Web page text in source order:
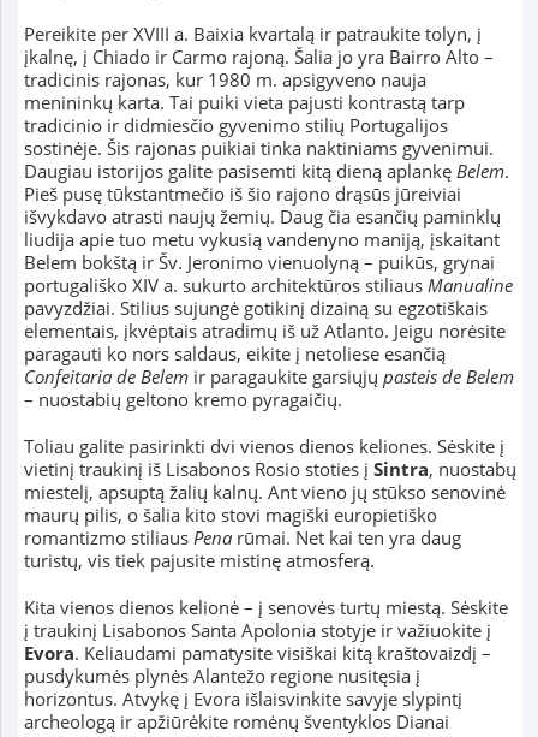
Pereikite per XVIII a. Baixia kvartalą ir patraukite tolyn, į
įkalnę, į Chiado ir Carmo rajoną. Šalia jo yra Bairro Alto –
tradicinis rajonas, kur 1980 m. apsigyveno nauja
menininkų karta. Tai puiki vieta pajusti kontrastą tarp
tradicinio ir didmiesčio gyvenimo stilių Portugalijos
sostinėje. Šis rajonas puikiai tinka naktiniams gyvenimui.
Daugiau istorijos galite pasisemti kitą dieną aplankę Belem.
Pieš pusę tūkstantmečio iš šio rajono drąsūs jūreiviai
išvykdavo atrasti naujų žemių. Daug čia esančių paminklų
liudija apie tuo metu vykusią vandenyno maniją, įskaitant
Belem bokštą ir Šv. Jeronimo vienuolyną – puikūs, grynai
portugališko XIV a. sukurto architektūros stiliaus Manualine
pavyzdžiai. Stilius sujungė gotikinį dizainą su egzotiškais
elementais, įkvėptais atradimų iš už Atlanto. Jeigu norėsite
paragauti ko nors saldaus, eikite į netoliese esančią
Confeitaria de Belemir paragaukite garsiųjų pasteis de Belem
– nuostabių geltono kremo pyragaičių.
Toliau galite pasirinkti dvi vienos dienos keliones. Sėskite į
vietinį traukinį iš Lisabonos Rosio stoties į Sintra, nuostabų
miestelį, apsuptą žalių kalnų. Ant vieno jų stūkso senovinė
maurų pilis, o šalia kito stovi magiški europietiško
romantizmo stiliaus Penarūmai. Net kai ten yra daug
turistų, vis tiek pajusite mistinę atmosferą.
Kita vienos dienos kelionė – į senovės turtų miestą. Sėskite
į traukinį Lisabonos Santa Apolonia stotyje ir važiuokite į
Evora. Keliaudami pamatysite visiškai kitą kraštovaizdį –
pusdykumės plynės Alantežo regione nusitęsia į
horizontus. Atvykę į Evora išlaisvinkite savyje slypintį
archeologą ir apžiūrėkite romėnų šventyklos Dianai